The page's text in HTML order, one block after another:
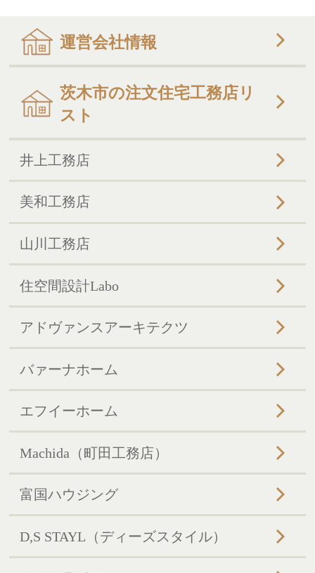
運営会社情報
茨木市の注文住宅工務店リ
スト
井上工務店
美和工務店
山川工務店
住空間設計Labo
アドヴァンスアーキテクツ
バァーナホーム
エフイーホーム
Machida（町田工務店）
富国ハウジング
D,S STAYL（ディーズスタイル）